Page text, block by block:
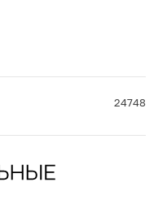
24748